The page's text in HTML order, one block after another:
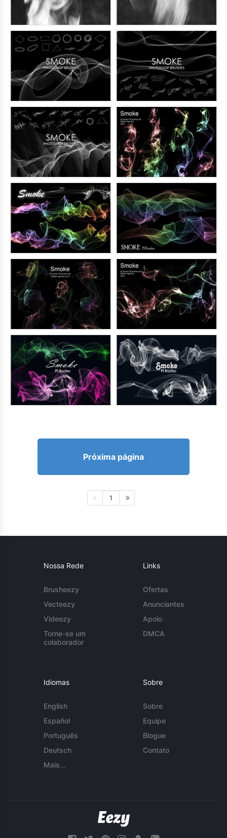
Próxima página
1
Nossa Rede
Brusheezy
Vecteezy
Videezy
Torne-se um
colaborador
Links
Ofertas
Anunciantes
Apoio
DMCA
Idiomas
English
Español
Português
Deutsch
Mais...
Sobre
Sobre
Equipe
Blogue
Contato